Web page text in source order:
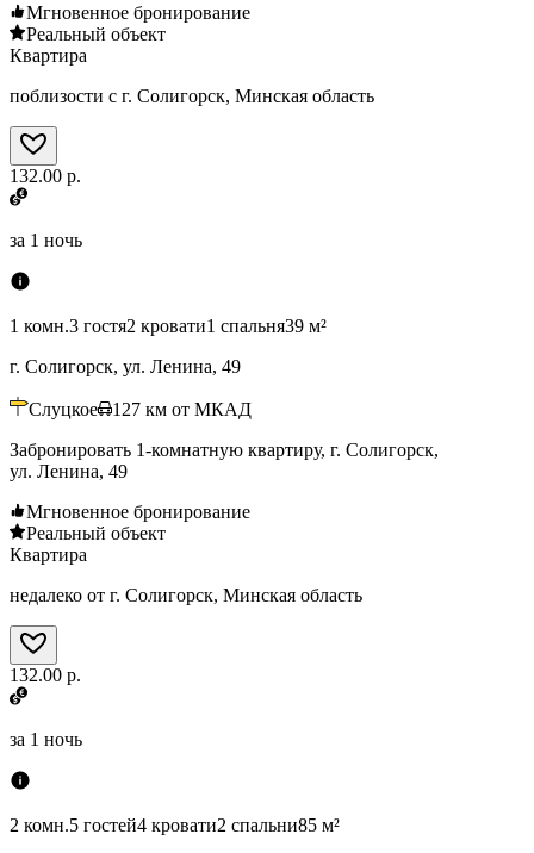
Мгновенное бронирование
Реальный объект
Квартира
поблизости с г. Солигорск, Минская область
132.00 р.
за 1 ночь
1 комн.3 гостя2 кровати1 спальня39 м²
г. Солигорск, ул. Ленина, 49
Слуцкое 127 км от МКАД
Забронировать 1-комнатную квартиру, г. Солигорск,
ул. Ленина, 49
Мгновенное бронирование
Реальный объект
Квартира
недалеко от г. Солигорск, Минская область
132.00 р.
за 1 ночь
2 комн.5 гостей4 кровати2 спальни85 м²